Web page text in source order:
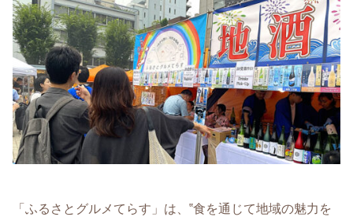
「ふるさとグルメてらす」は、‟食を通じて地域の魅力を